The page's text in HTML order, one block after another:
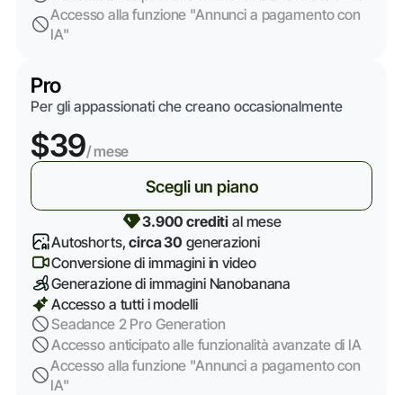
Accesso alla funzione "Annunci a pagamento con
IA"
Pro
Per gli appassionati che creano occasionalmente
$39/ mese
Scegli un piano
3.900 crediti al mese
Autoshorts,circa 30 generazioni
Conversione di immagini in video
Generazione di immagini Nanobanana
Accesso a tutti i modelli
Seadance 2 Pro Generation
Accesso anticipato alle funzionalità avanzate di IA
Accesso alla funzione "Annunci a pagamento con
IA"